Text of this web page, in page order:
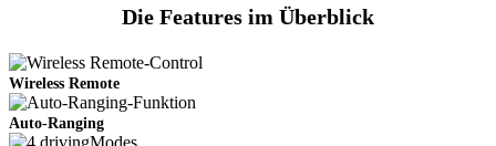
Die Features im Überblick
Wireless Remote
Auto-Ranging